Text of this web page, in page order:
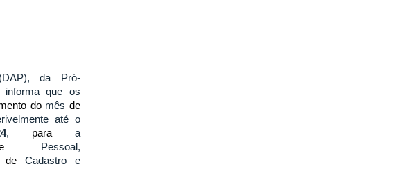
da Pró-
que os
domês de
até o
, para a
Pessoal,
de Cadastro e